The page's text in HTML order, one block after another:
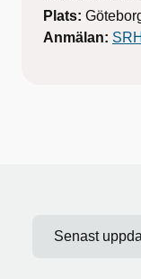
Plats:
Anmälan:
Senast